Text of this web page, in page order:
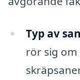
Typ av
rör sig